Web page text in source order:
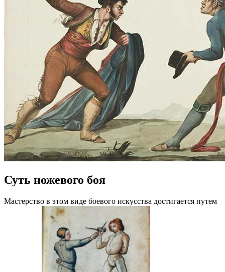
Суть ножевого боя
Мастерство в этом виде боевого искусства достигается путем